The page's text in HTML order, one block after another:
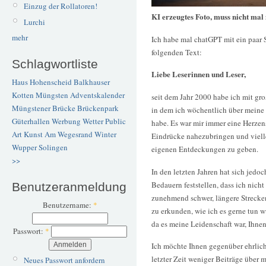
Einzug der Rollatoren!
Lurchi
mehr
Schlagwortliste
Haus Hohenscheid Balkhauser
Kotten Müngsten Adventskalender
Müngstener BrückeBrückenpark
Güterhallen Werbung WetterPublic
ArtKunstAm Wegesrand Winter
WupperSolingen
>>
Benutzeranmeldung
Benutzername: *
Passwort: *
Neues Passwort anfordern
KI erzeugtes Foto, muss nicht
Ich habe mal chatGPT mit ein
folgenden Text:
Liebe Leserinnen und Leser,
seit dem Jahr 2000 habe ich mit
in dem ich wöchentlich über
habe. Es war mir immer eine
Eindrücke nahezubringen und
eigenen Entdeckungen zu geben.
In den letzten Jahren hat sich
Bedauern feststellen, dass ich
zunehmend schwer, längere
zu erkunden, wie ich es gerne tun
da es meine Leidenschaft war,
Ich möchte Ihnen gegenüber
letzter Zeit weniger Beiträge über